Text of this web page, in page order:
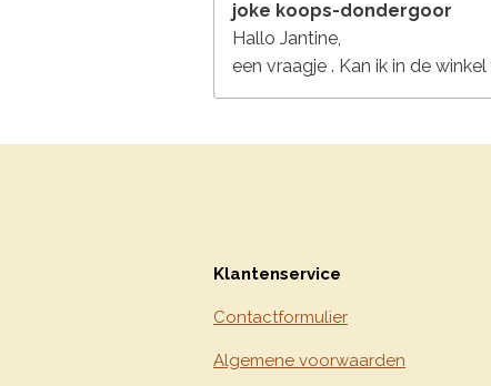
joke koops-dondergoor
Hallo Jantine,
een vraagje . Kan ik in de
Klantenservice
Contactformulier
Algemene voorwaarden